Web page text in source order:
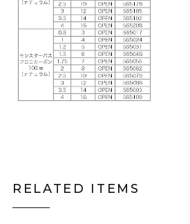
RELATED ITEMS